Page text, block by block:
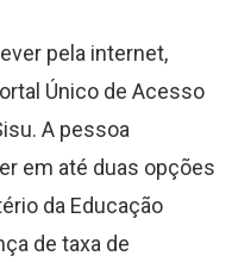
pela internet,
Único de Acesso
A pessoa
em até duas opções
da Educação
de taxa de